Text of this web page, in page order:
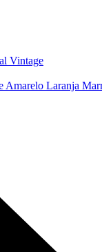
Vintage
Amarelo Laranja